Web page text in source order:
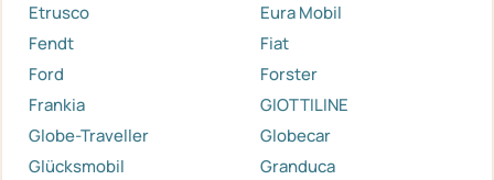
Etrusco
Eura Mobil
Fendt
Fiat
Ford
Forster
Frankia
GIOTTILINE
Globe-Traveller
Globecar
Glücksmobil
Granduca